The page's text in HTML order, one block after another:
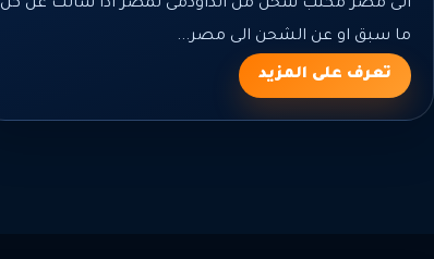
الى مصر مكتب شحن من الداودمى لمصر اذا سألت عن كل
ما سبق او عن الشحن الى مصر...
تعرف على المزيد